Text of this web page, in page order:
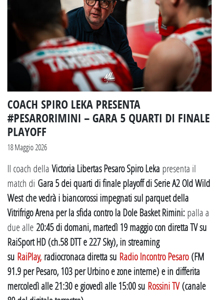
COACH SPIRO LEKA PRESENTA
#PESARORIMINI – GARA 5 QUARTI DI FINALE
PLAYOFF
18 Maggio 2026
Il coach della Victoria Libertas Pesaro Spiro Leka presenta il
match di Gara 5 dei quarti di finale playoff di Serie A2 Old Wild
West che vedrà i biancorossi impegnati sul parquet della
Vitrifrigo Arena per la sfida contro la Dole Basket Rimini: palla a
due alle 20:45 di domani, martedì 19 maggio con diretta TV su
RaiSport HD (ch.58 DTT e 227 Sky), in streaming
su RaiPlay, radiocronaca diretta su Radio Incontro Pesaro(FM
91.9 per Pesaro, 103 per Urbino e zone interne) e in differita
mercoledì alle 21:30 e giovedì alle 15:00 su Rossini TV(canale